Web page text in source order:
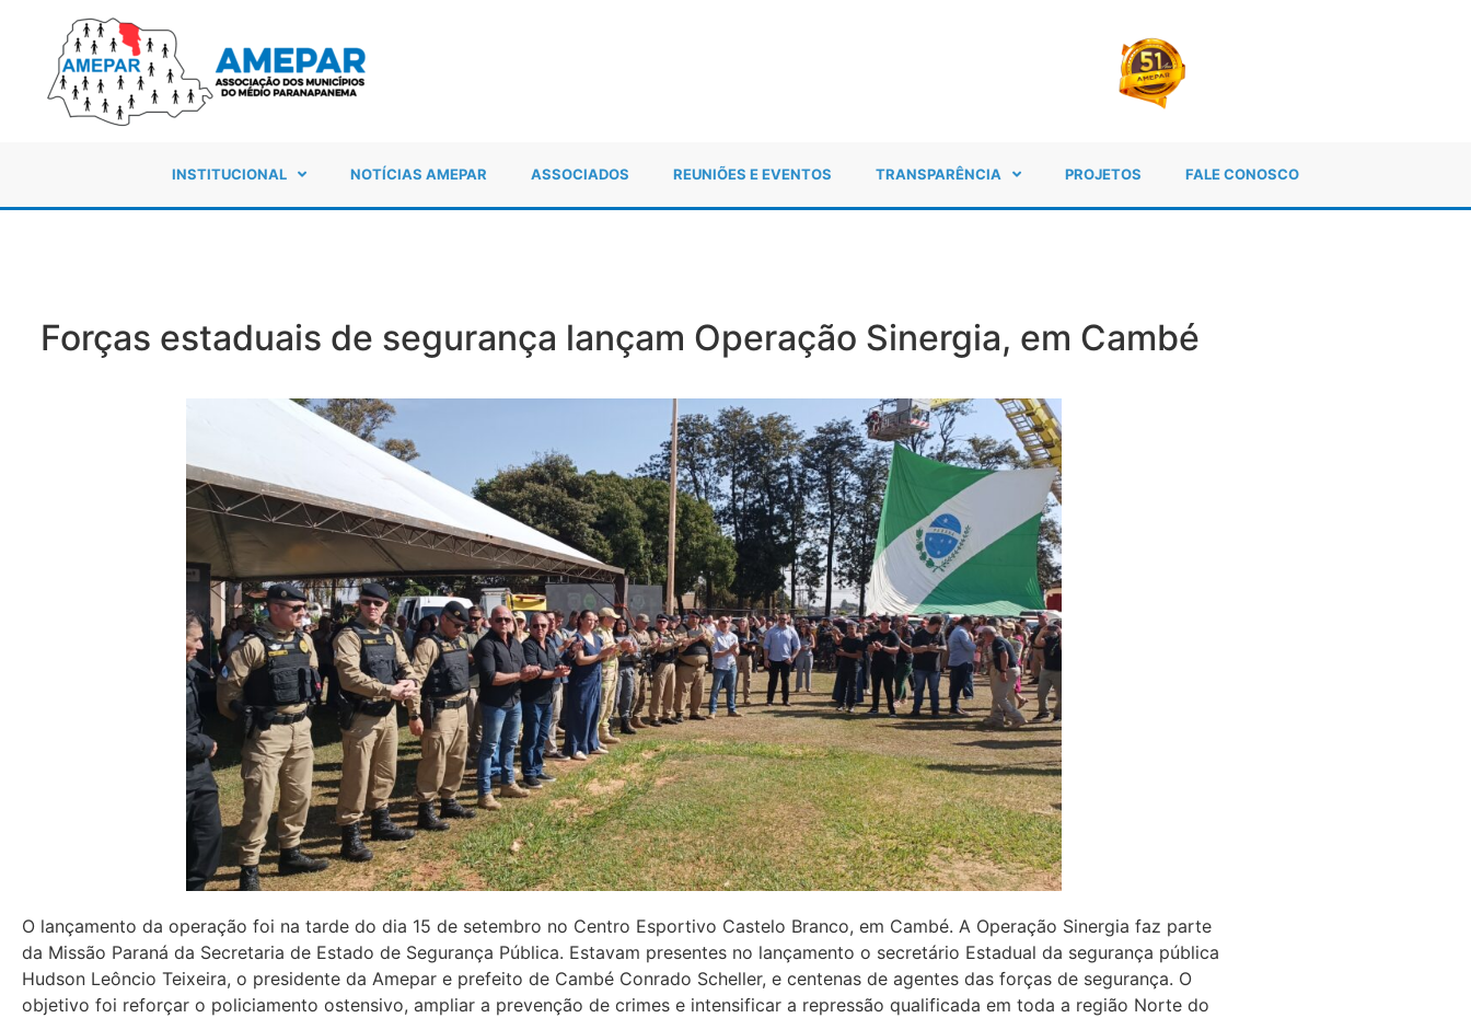
INSTITUCIONAL NOTÍCIAS AMEPAR ASSOCIADOS REUNIÕES E EVENTOS TRANSPARÊNCIA PROJETOS FALE CONOSCO
Forças estaduais de segurança lançam Operação Sinergia, em Cambé
O lançamento da operação foi na tarde do dia 15 de setembro no Centro Esportivo Castelo Branco, em Cambé. A Operação Sinergia faz parte
da Missão Paraná da Secretaria de Estado de Segurança Pública. Estavam presentes no lançamento o secretário Estadual da segurança pública
Hudson Leôncio Teixeira, o presidente da Amepar e prefeito de Cambé Conrado Scheller, e centenas de agentes das forças de segurança. O
objetivo foi reforçar o policiamento ostensivo, ampliar a prevenção de crimes e intensificar a repressão qualificada em toda a região Norte do